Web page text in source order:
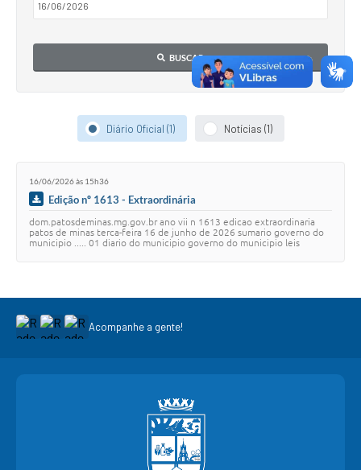
BUSCAR
Diário Oficial (1) Notícias (1)
16/06/2026 às 15h36
Edição nº 1613 - Extraordinária
dom.patosdeminas.mg.gov.br ano vii n 1613 edicao extraordinaria
patos de minas terca-feira 16 de junho de 2026 sumario governo do
municipio ..... 01 diario do municipio governo do municipio leis
Acompanhe a gente!